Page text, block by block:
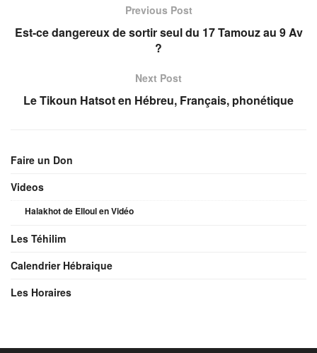
Previous Post
Est-ce dangereux de sortir seul du 17 Tamouz au 9 Av
?
Next Post
Le Tikoun Hatsot en Hébreu, Français, phonétique
Faire un Don
Videos
Halakhot de Elloul en Vidéo
Les Téhilim
Calendrier Hébraique
Les Horaires